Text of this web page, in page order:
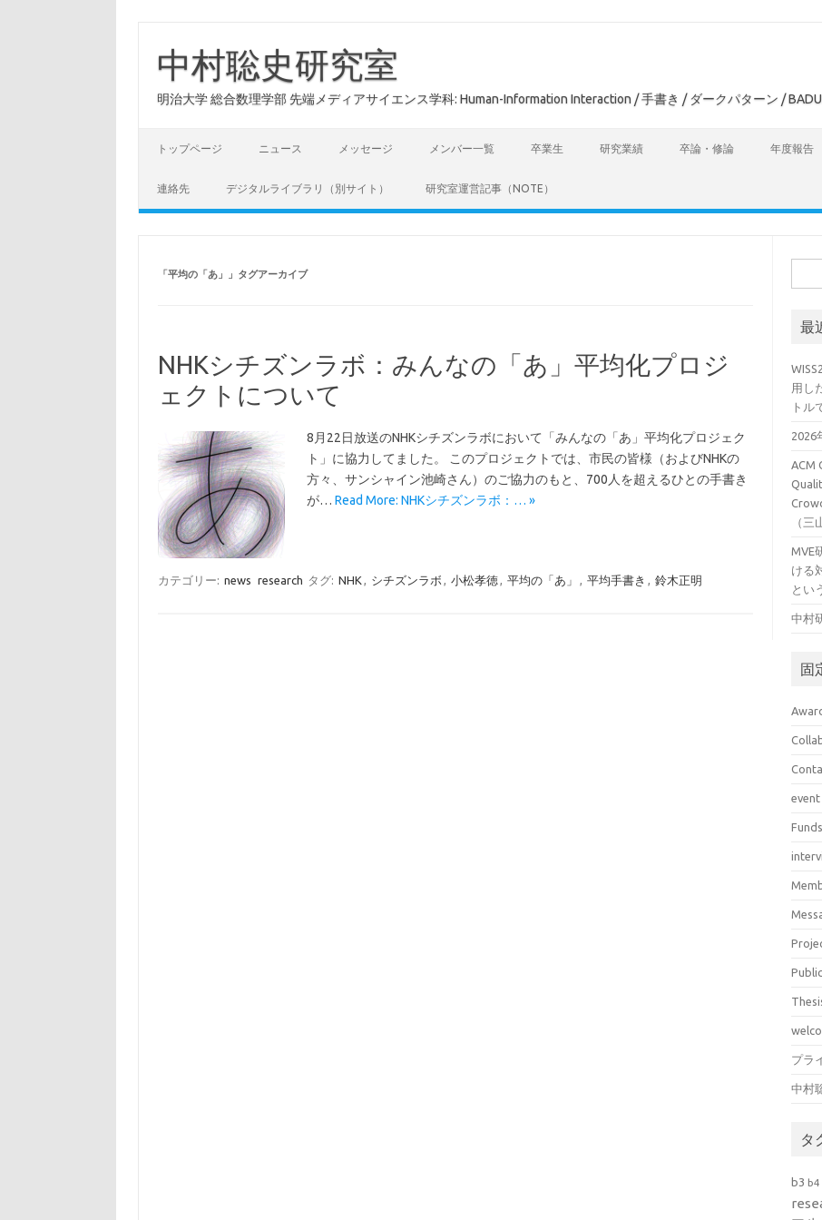
中村聡史研究室
明治大学 総合数理学部 先端メディアサイエンス学科: Human-Information Interaction / 手書き / ダークパターン /
トップページ ニュース メッセージ メンバー一覧 卒業生 研究業績 卒論・修論 年度報告
連絡先 デジタルライブラリ（別サイト） 研究室運営記事（NOTE）
「平均の「あ」 」タグアーカイブ
NHKシチズンラボ：みんなの「あ」平均化プロジ
ェクトについて
8月22日放送のNHKシチズンラボにおいて「みんなの「あ」平均化プロジェク
ト」に協力してました。 このプロジェクトでは、市民の皆様（およびNHKの
方々、サンシャイン池崎さん）のご協力のもと、700人を超えるひとの手書き
が… Read More: NHKシチズンラボ：… »
カテゴリー: news research タグ: NHK , シチズンラボ , 小松孝徳, 平均の「あ」 , 平均手書き , 鈴木正明
索:
最
用し
トル
2026
ACM
（三
MVE
ける
とい
中村
固
event
Funds
プラ
中村
タ
b3 b4